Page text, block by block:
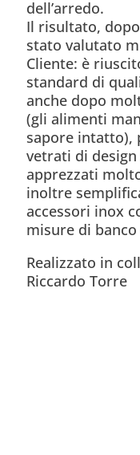
dell’arredo.
Il risultato,
stato valutato
Cliente: è
standard di
anche dopo
(gli alimenti
sapore intatto),
vetrati di
apprezzati
inoltre
accessori inox
misure di
Realizzato in
Riccardo Torre